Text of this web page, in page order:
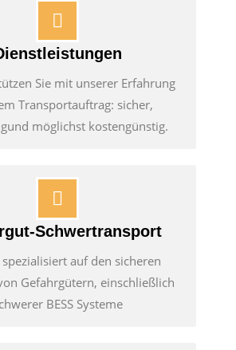
Sie mit unserer Erfahrung
Transportauftrag: sicher,
möglichst kostengünstig.
Schwertransport
auf den sicheren
Gefahrgütern, einschließlich
BESS Systeme